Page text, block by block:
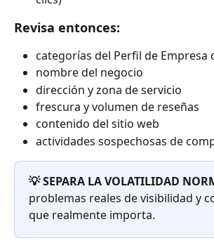
Revisa entonces:
categorías del Perfil de Empresa
nombre del negocio
dirección y zona de servicio
frescura y volumen de reseñas
contenido del sitio web
actividades sospechosas de
💡 SEPARA LA VOLATILIDAD
problemas reales de visibilidad y
que realmente importa.